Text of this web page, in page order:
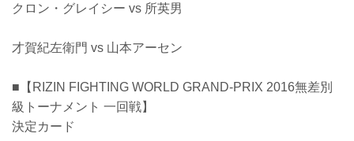
クロン・グレイシー vs 所英男
才賀紀左衛門 vs 山本アーセン
■【RIZIN FIGHTING WORLD GRAND-PRIX 2016無差別
級トーナメント 一回戦】
決定カード